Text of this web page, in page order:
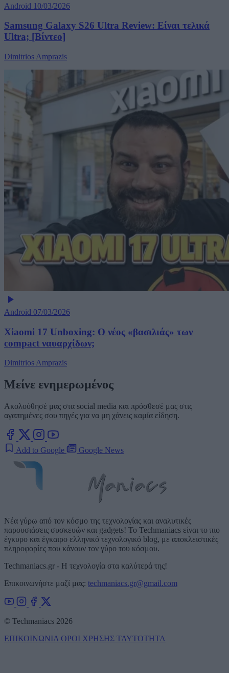
Android 10/03/2026
Samsung Galaxy S26 Ultra Review: Είναι τελικά
Ultra; [Βίντεο]
Dimitrios Amprazis
Android 07/03/2026
Xiaomi 17 Unboxing: Ο νέος «βασιλιάς» των
compact ναυαρχίδων;
Dimitrios Amprazis
Μείνε ενημερωμένος
Ακολούθησέ μας στα social media και πρόσθεσέ μας στις
αγαπημένες σου πηγές για να μη χάνεις καμία είδηση.
Add to Google Google News
Νέα γύρω από τον κόσμο της τεχνολογίας και αναλυτικές
παρουσιάσεις συσκευών και gadgets! Το Techmaniacs είναι το πιο
έγκυρο και έγκαιρο ελληνικό τεχνολογικό blog, με αποκλειστικές
πληροφορίες που κάνουν τον γύρο του κόσμου.
Techmaniacs.gr - Η τεχνολογία στα καλύτερά της!
Επικοινωνήστε μαζί μας: techmaniacs.gr@gmail.com
© Techmaniacs 2026
ΕΠΙΚΟΙΝΩΝΙΑ ΟΡΟΙ ΧΡΗΣΗΣ ΤΑΥΤΟΤΗΤΑ